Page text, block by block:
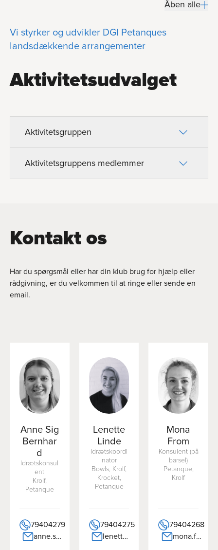
Åben alle
Vi styrker og udvikler DGI Petanques
landsdækkende arrangementer
Aktivitetsudvalget
Aktivitetsgruppen
Aktivitetsgruppens medlemmer
Kontakt os
Har du spørgsmål eller har din klub brug for hjælp eller
rådgivning, er du velkommen til at ringe eller sende en
email.
Anne Sig
Bernhar
d
Idrætskonsul
ent
Krolf,
Petanque
79404279
anne.sig.bernhard@dgi.dk
Lenette
Linde
Idrætskoordi
nator
Bowls, Krolf,
Krocket,
Petanque
79404275
lenette.linde@dgi.dk
Mona
From
Konsulent (på
barsel)
Petanque,
Krolf
79404268
mona.from@dgi.dk